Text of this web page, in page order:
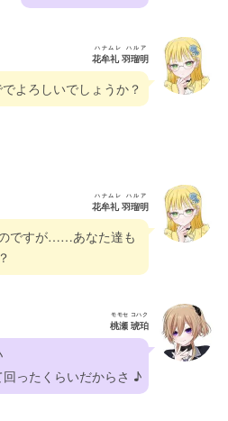
花牟礼 羽瑠明
ハナムレ ハルア
よろしいでしょうか？
花牟礼 羽瑠明
ハナムレ ハルア
ですが……あなた達も
桃瀬 琥珀
モモセ コハク
ったくらいだからさ ♪